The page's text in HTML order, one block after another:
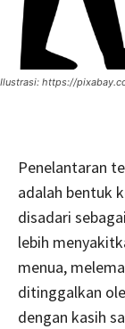
Ilustrasi: https://
Penelantaran
adalah bentuk
disadari
lebih
menua,
ditinggalkan
dengan kasih